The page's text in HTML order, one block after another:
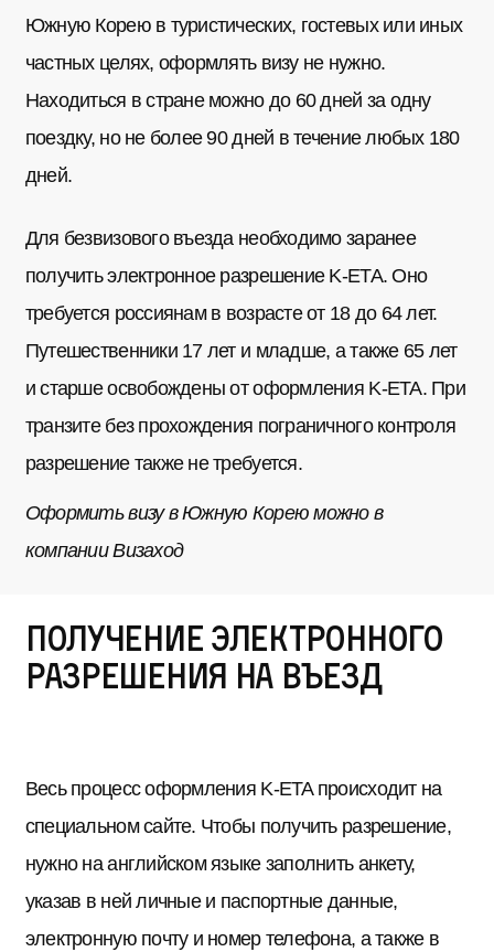
Южную Корею в туристических, гостевых или иных
частных целях, оформлять визу не нужно.
Находиться в стране можно до 60 дней за одну
поездку, но не более 90 дней в течение любых 180
дней.
Для безвизового въезда необходимо заранее
получить электронное разрешение K-ETA. Оно
требуется россиянам в возрасте от 18 до 64 лет.
Путешественники 17 лет и младше, а также 65 лет
и старше освобождены от оформления K-ETA. При
транзите без прохождения пограничного контроля
разрешение также не требуется.
Оформить визу в Южную Корею можно в
компании Визаход
Получение электронного
разрешения на въезд
Весь процесс оформления K-ETA происходит на
специальном сайте. Чтобы получить разрешение,
нужно на английском языке заполнить анкету,
указав в ней личные и паспортные данные,
электронную почту и номер телефона, а также в